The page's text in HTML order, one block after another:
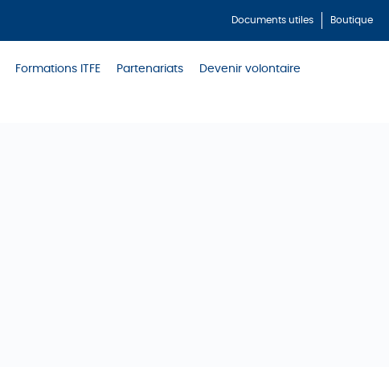
Documents utiles Boutique
Formations ITFE Partenariats Devenir volontaire